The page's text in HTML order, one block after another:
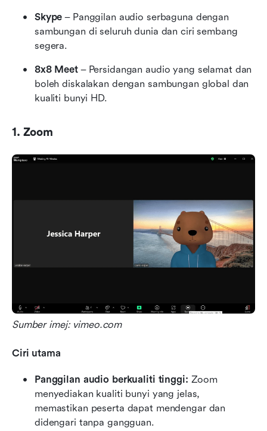
Skype – Panggilan audio serbaguna dengan
sambungan di seluruh dunia dan ciri sembang
segera.
8x8 Meet – Persidangan audio yang selamat dan
boleh diskalakan dengan sambungan global dan
kualiti bunyi HD.
1. Zoom
Sumber imej: vimeo.com
Ciri utama
Panggilan audio berkualiti tinggi: Zoom
menyediakan kualiti bunyi yang jelas,
memastikan peserta dapat mendengar dan
didengari tanpa gangguan.